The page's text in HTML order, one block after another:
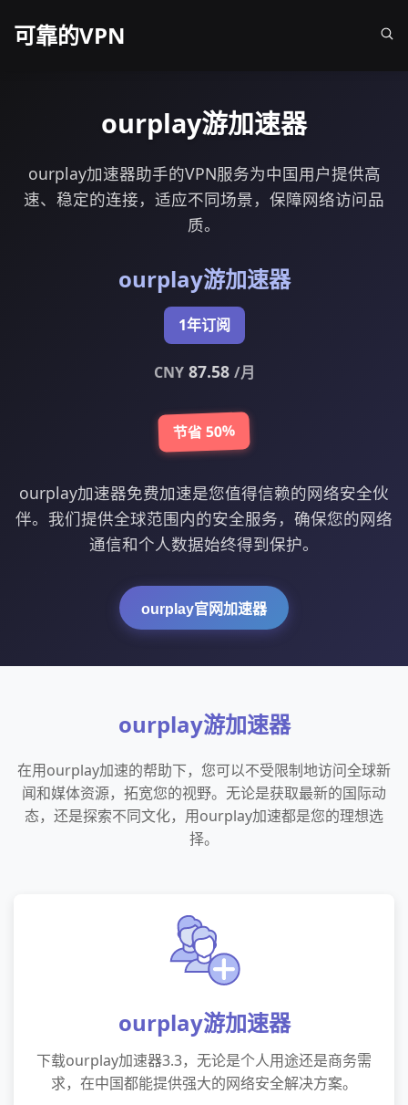
可靠的VPN
ourplay游加速器
ourplay加速器助手的VPN服务为中国用户提供高
速、稳定的连接，适应不同场景，保障网络访问品
质。
ourplay游加速器
1年订阅
CNY87.58 /月
节省 50%
ourplay加速器免费加速是您值得信赖的网络安全伙
伴。我们提供全球范围内的安全服务，确保您的网络
通信和个人数据始终得到保护。
ourplay官网加速器
ourplay游加速器
在用ourplay加速的帮助下，您可以不受限制地访问全球新
闻和媒体资源，拓宽您的视野。无论是获取最新的国际动
态，还是探索不同文化，用ourplay加速都是您的理想选
择。
ourplay游加速器
下载ourplay加速器3.3，无论是个人用途还是商务需
求，在中国都能提供强大的网络安全解决方案。